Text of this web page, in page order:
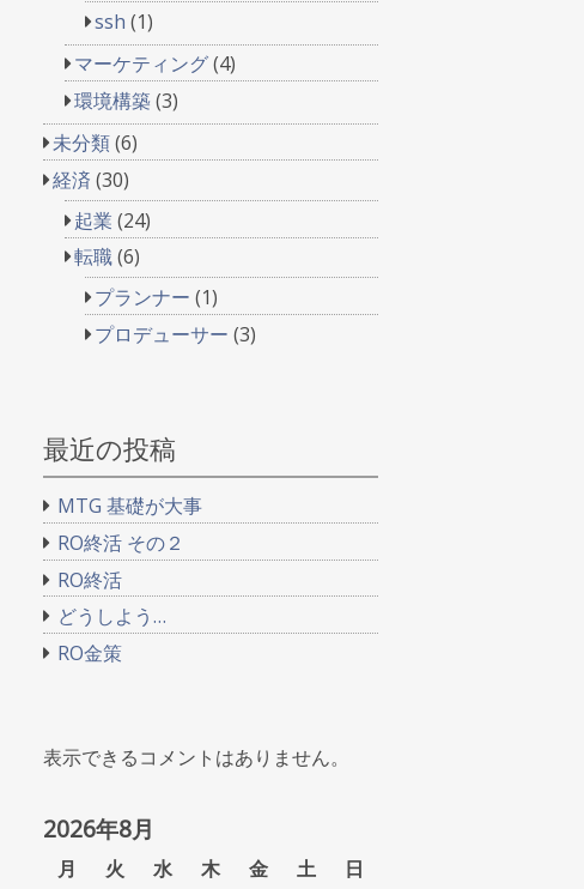
ssh (1)
マーケティング(4)
環境構築(3)
未分類(6)
経済 (30)
起業 (24)
転職(6)
プランナー (1)
プロデューサー (3)
最近の投稿
MTG 基礎が大事
RO終活 その２
RO終活
どうしよう…
RO金策
表示できるコメントはありません。
2026年8月
月 火 水 木 金 土 日